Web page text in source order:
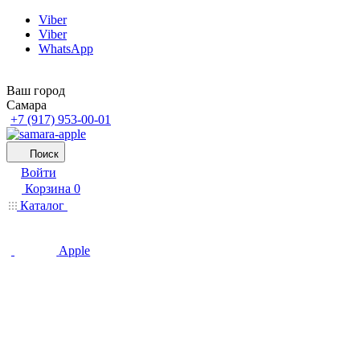
Viber
Viber
WhatsApp
Ваш город
Самара
+7 (917) 953-00-01
Поиск
Войти
Корзина 0
Каталог
Apple